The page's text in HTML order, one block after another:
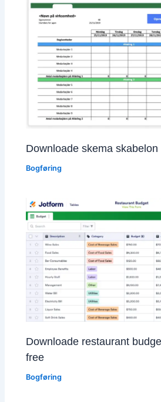
Downloade skema skabelon
Bogføring
Downloade restaurant
free
Bogføring